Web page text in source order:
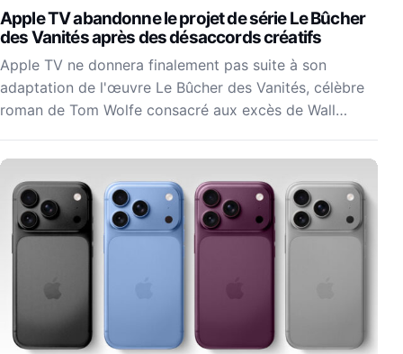
Apple TV abandonne le projet de série Le Bûcher
des Vanités après des désaccords créatifs
Apple TV ne donnera finalement pas suite à son
adaptation de l'œuvre Le Bûcher des Vanités, célèbre
roman de Tom Wolfe consacré aux excès de Wall…